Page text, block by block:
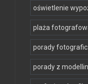
oświetlenie
plaża
porady
porady z